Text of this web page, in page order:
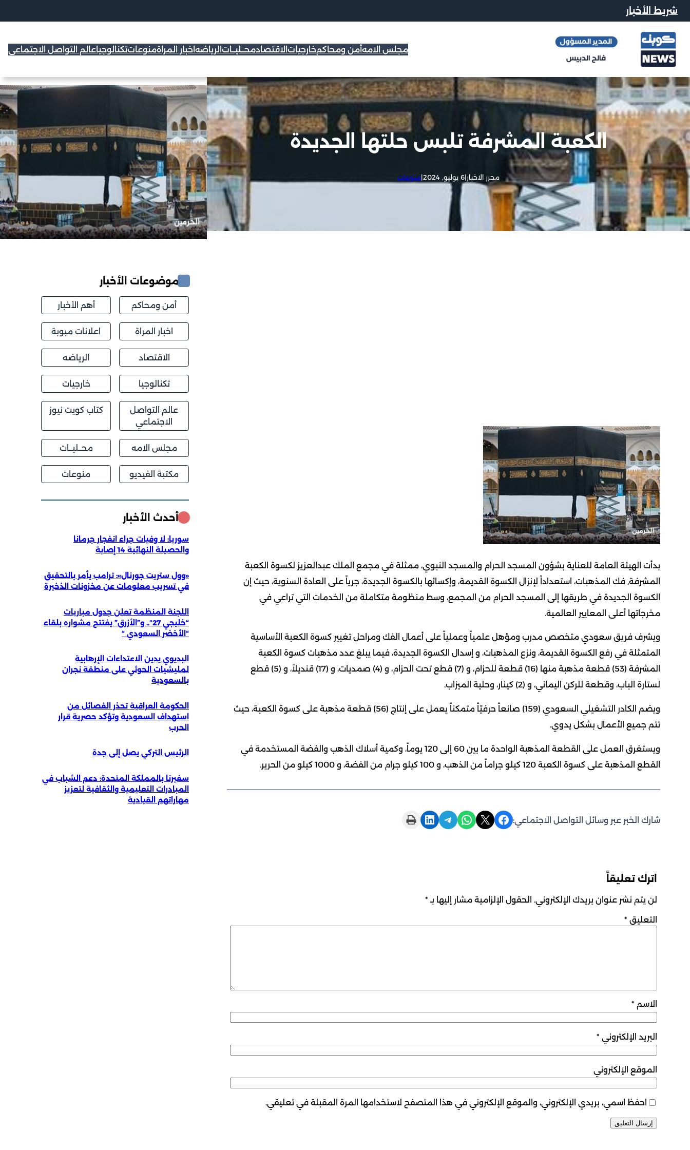
شريط الأخبار
مجلس الامهأمن ومحاكمخارجيات الاقتصادمحــليــات الرياضه اخبار المراةمنوعاتتكنالوجياعالم التواصل الاجتماعي
الكعبة المشرفة تلبس حلتها الجديدة
محرر الاخبار|6 يوليو, 2024 |منوعات
بدأت الهيئة العامة للعناية بشؤون المسجد الحرام والمسجد النبوي، ممثلة في مجمع الملك عبدالعزيز لكسوة الكعبة
المشرفة, فك المذهبات، استعداداً لإنزال الكسوة القديمة، وإكسائها بالكسوة الجديدة، جرياً على العادة السنوية، حيث إن
الكسوة الجديدة في طريقها إلى المسجد الحرام من المجمع، وسط منظومة متكاملة من الخدمات التي تراعي في
مخرجاتها أعلى المعايير العالمية.
ويشرف فريق سعودي متخصص مدرب ومؤهل علمياً وعملياً على أعمال الفك ومراحل تغيير كسوة الكعبة الأساسية
المتمثلة في رفع الكسوة القديمة، ونزع المذهبات، و إسدال الكسوة الجديدة، فيما يبلغ عدد مذهبات كسوة الكعبة
المشرفة (53) قطعة مذهبة منها (16) قطعة للحزام، و (7) قطع تحت الحزام، و (4) صمديات، و (17) قنديلاً، و (5) قطع
لستارة الباب، وقطعة للركن اليماني، و (2) كينار، وحلية الميزاب.
ويضم الكادر التشغيلي السعودي (159) صانعاً حرفيّاً متمكناً يعمل على إنتاج (56) قطعة مذهبة على كسوة الكعبة، حيث
تتم جميع الأعمال بشكل يدوي.
ويستغرق العمل على القطعة المذهبة الواحدة ما بين 60 إلى 120 يوماً، وكمية أسلاك الذهب والفضة المستخدمة في
القطع المذهبة على كسوة الكعبة 120 كيلو جراماً من الذهب، و 100 كيلو جرام من الفضة، و 1000 كيلو من الحرير.
شارك الخبر عبر وسائل التواصل الاجتماعي: Share on Facebook
Share on X
Share on WhatsApp
Share on Telegram
Share on LinkedIn
Print this Page
اترك تعليقاً
لن يتم نشر عنوان بريدك الإلكتروني. الحقول الإلزامية مشار إليها بـ *
التعليق *
الاسم *
البريد الإلكتروني *
الموقع الإلكتروني
احفظ اسمي، بريدي الإلكتروني، والموقع الإلكتروني في هذا المتصفح لاستخدامها المرة المقبلة في تعليقي.
موضوعات الأخبار
أمن ومحاكم أهم الأخبار
اخبار المراة اعلانات مبوبة
الاقتصاد الرياضه
تكنالوجيا خارجيات
عالم التواصل
الاجتماعي
كتاب كويت نيوز
مجلس الامه محــليــات
مكتبة الفيديو منوعات
أحدث الأخبار
سوريا: لا وفيات جراء انفجار جرمانا
والحصيلة النهائية 14 إصابة
«وول ستريت جورنال»: ترامب يأمر بالتحقيق
في تسريب معلومات عن مخزونات الذخيرة
اللجنة المنظمة تعلن جدول مباريات
“خليجي 27″.. و”الأزرق” يفتتح مشواره بلقاء
“الأخضر السعودي “
البديوي يدين الاعتداءات الإرهابية
لمليشيات الحوثي على منطقة نجران
بالسعودية
الحكومة العراقية تحذر الفصائل من
استهداف السعودية وتؤكد حصرية قرار
الحرب
الرئيس التركي يصل إلى جدة
سفيرنا بالمملكة المتحدة: دعم الشباب في
المبادرات التعليمية والثقافية لتعزيز
مهاراتهم القيادية